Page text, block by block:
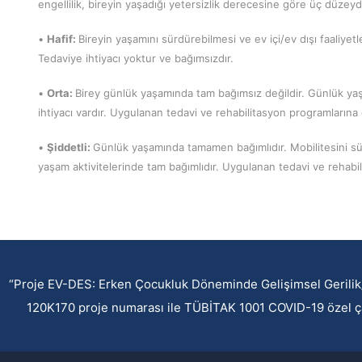
engellilik, bireyin yaşadığı yetersizlik derecesine göre üç
• Hafif: Bireyin yaşamını sürdürebilmesi ve ev içi/ev dışı
Tedaviye ihtiyacı yoktur ve bağımsızdır.
• Orta: Birey günlük yaşamında tam bağımsız değildir. Günlük
ihtiyacı vardır. Uygulanan tedavi ve rehabilitasyon
• Şiddetli: Günlük yaşamında tamamen bağımlıdır. Mobilitesini
yaşam aktivitelerinde tam bağımlıdır. Uygulanan tedavi ve
“Proje EV-DES: Erken Çocukluk Döneminde Gelişimsel
120K170 proje numarası ile TÜBİTAK 1001 COVID-19